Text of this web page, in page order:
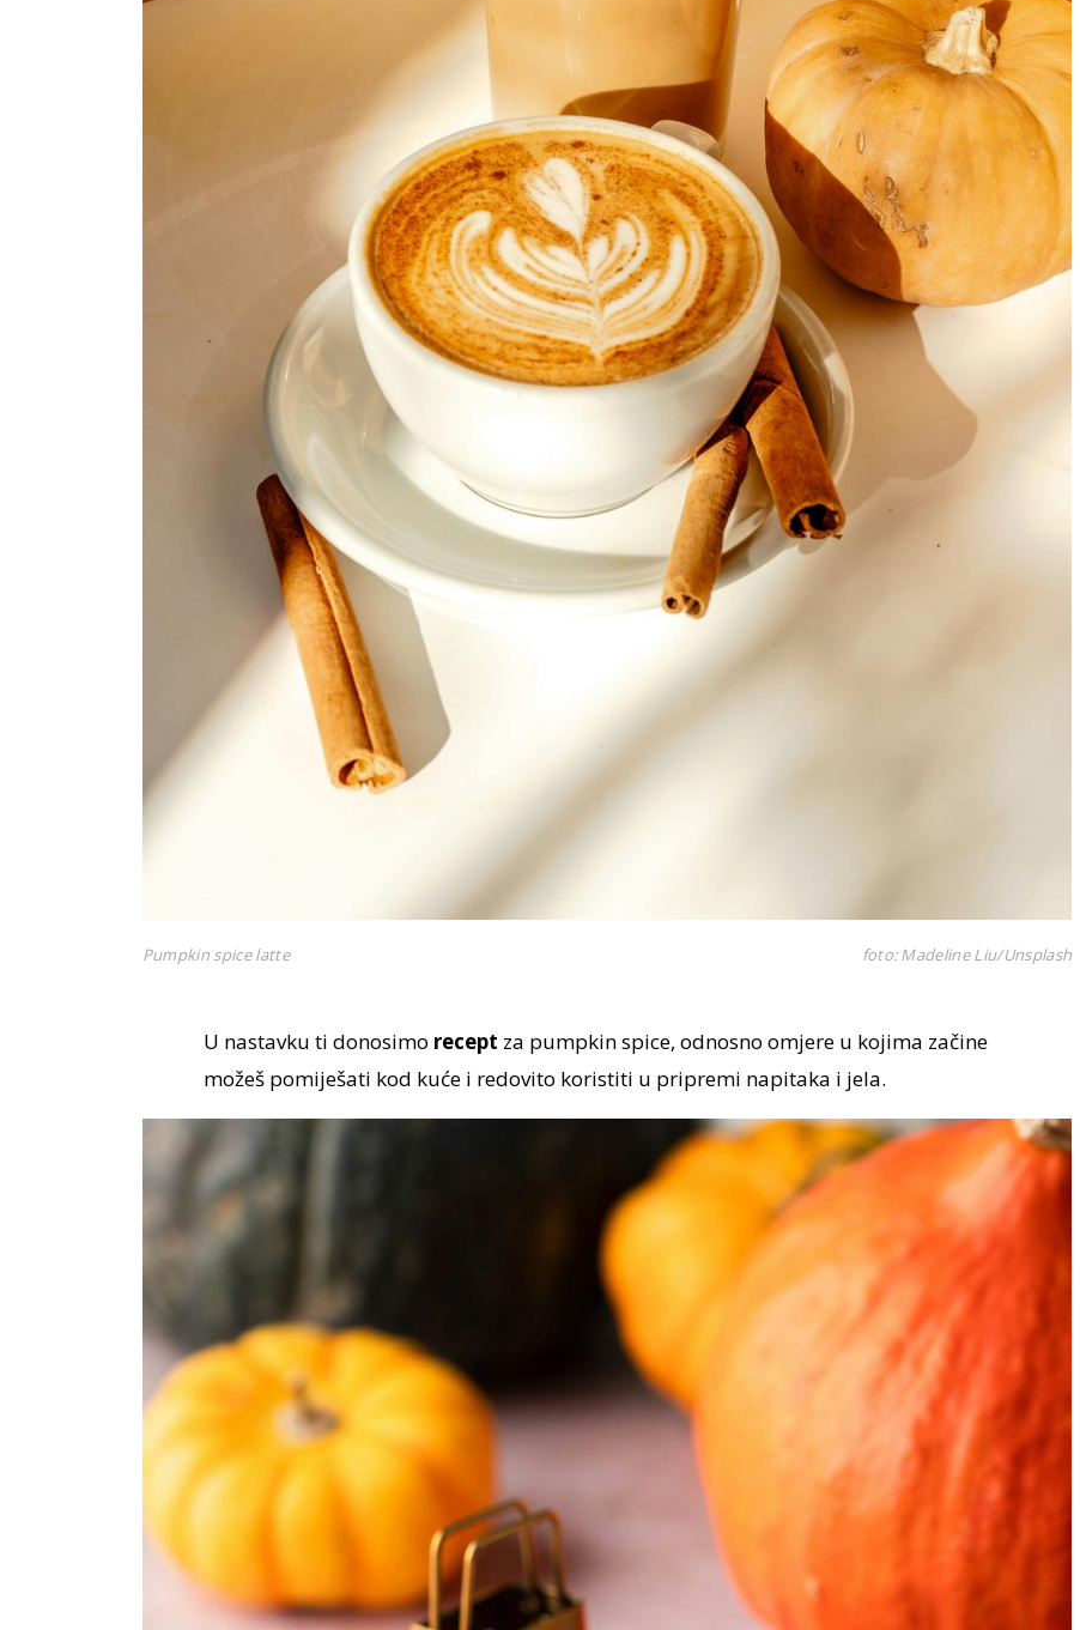
Pumpkin spice latte foto: Madeline Liu/Unsplash
U nastavku ti donosimo recept za pumpkin spice, odnosno omjere u kojima začine
možeš pomiješati kod kuće i redovito koristiti u pripremi napitaka i jela.